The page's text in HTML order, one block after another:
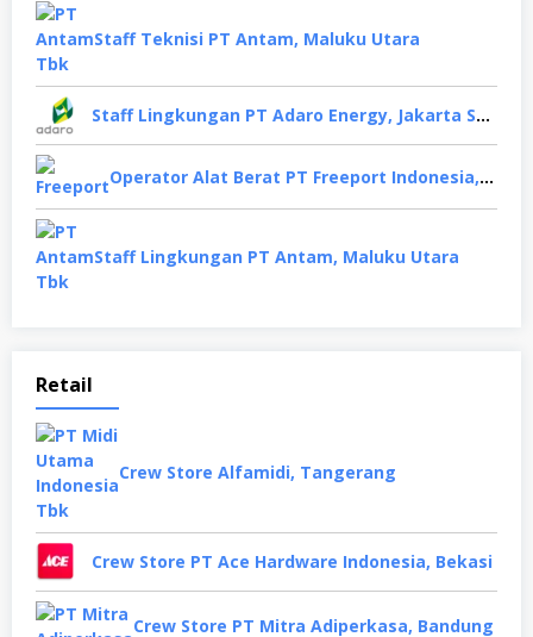
Staff Teknisi PT Antam, Maluku Utara
Staff Lingkungan PT Adaro Energy, Jakarta Selatan
Operator Alat Berat PT Freeport Indonesia, Papua
Staff Lingkungan PT Antam, Maluku Utara
Retail
Crew Store Alfamidi, Tangerang
Crew Store PT Ace Hardware Indonesia, Bekasi
Crew Store PT Mitra Adiperkasa, Bandung